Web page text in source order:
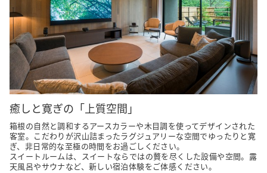
癒しと寛ぎの「上質空間」
箱根の自然と調和するアースカラーや木目調を使ってデザインされた
客室。こだわりが沢山詰まったラグジュアリーな空間でゆったりと寛
ぎ、非日常的な至極の時間をお過ごしください。
スイートルームは、スイートならではの贅を尽くした設備や空間。露
天風呂やサウナなど、新しい宿泊体験をご体感ください。